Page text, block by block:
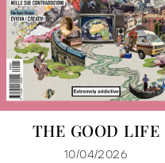
THE GOOD LIFE
10/04/2026